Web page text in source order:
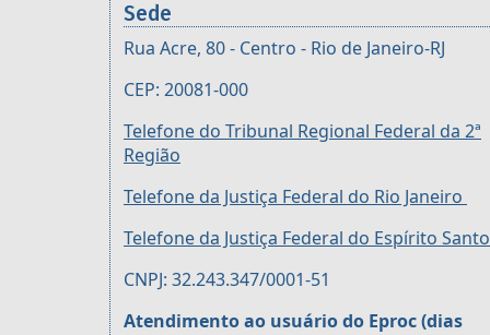
Sede
Rua Acre, 80 - Centro - Rio de Janeiro-RJ
CEP: 20081-000
Telefone do Tribunal Regional Federal da 2ª
Região
Telefone da Justiça Federal do Rio Janeiro
Telefone da Justiça Federal do Espírito Santo
CNPJ: 32.243.347/0001-51
Atendimento ao usuário do Eproc (dias